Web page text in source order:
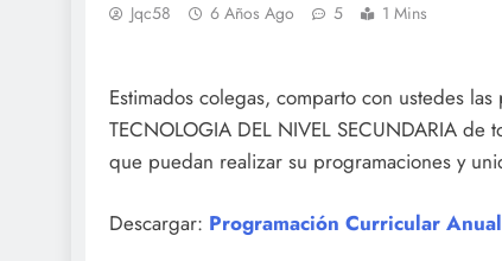
Jqc58 6 Años Ago 5 1 Mins
Estimados colegas, comparto con ustedes
TECNOLOGIA DEL NIVEL SECUNDARIA
que puedan realizar su programaciones y
Descargar: Programación Curricular